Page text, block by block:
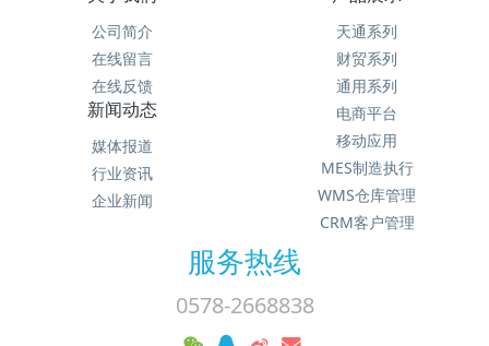
公司简介
在线留言
在线反馈
天通系列
财贸系列
通用系列
电商平台
移动应用
MES制造执行
WMS仓库管理
CRM客户管理
新闻动态
媒体报道
行业资讯
企业新闻
服务热线
0578-2668838